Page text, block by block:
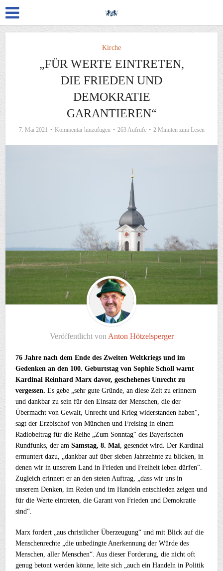
Kirche
„FÜR WERTE EINTRETEN,
DIE FRIEDEN UND
DEMOKRATIE
GARANTIEREN“
7. Mai 2021 Kommentar hinzufügen 263 Aufrufe 2 Minuten zum Lesen
Veröffentlicht von Anton Hötzelsperger
76 Jahre nach dem Ende des Zweiten Weltkriegs und im
Gedenken an den 100. Geburtstag von Sophie Scholl warnt
Kardinal Reinhard Marx davor, geschehenes Unrecht zu
vergessen. Es gebe „sehr gute Gründe, an diese Zeit zu erinnern
und dankbar zu sein für den Einsatz der Menschen, die der
Übermacht von Gewalt, Unrecht und Krieg widerstanden haben“,
sagt der Erzbischof von München und Freising in einem
Radiobeitrag für die Reihe „Zum Sonntag“ des Bayerischen
Rundfunks, der amSamstag, 8. Mai, gesendet wird. Der Kardinal
ermuntert dazu, „dankbar auf über sieben Jahrzehnte zu blicken, in
denen wir in unserem Land in Frieden und Freiheit leben dürfen“.
Zugleich erinnert er an den steten Auftrag, „dass wir uns in
unserem Denken, im Reden und im Handeln entschieden zeigen und
für die Werte eintreten, die Garant von Frieden und Demokratie
sind“.
Marx fordert „aus christlicher Überzeugung“ und mit Blick auf die
Menschenrechte „die unbedingte Anerkennung der Würde des
Menschen, aller Menschen“. Aus dieser Forderung, die nicht oft
genug betont werden könne, leite sich „auch ein Handeln in Politik